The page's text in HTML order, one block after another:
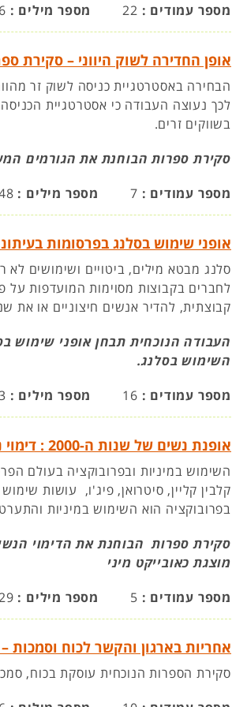
מספר עמודים : 22 מספר מילים :
אופן החדירה לשוק היווני – סקירת
הבחירה באסטרטגיית כניסה לשוק זר
לכך נעוצה העבודה כי אסטרטגיית
בשווקים זרים.
סקירת ספרות הבוחנת את הגורמים
מספר עמודים : 7 מספר מילים :
אופני שימוש בסלנג בפרסומות
סלנג מבטא מילים, ביטויים ושימושים
לחברים בקבוצות מסוימות המועדפות
קבוצתית, להדיר אנשים חיצוניים או את
העבודה הנוכחית תבחן אופני שימוש
השימוש בסלנג.
מספר עמודים : 16 מספר מילים :
אופנת נשים של שנות ה-2000 : דימוי נשי בפרסום – סקירת ספרות
השימוש במיניות ובפרובוקציה בעולם
קלבין קליין, סיטרואן, פיג'ו, עושות
בפרובוקציה הוא השימוש במיניות
מוצגת כאובייקט מיני
מספר עמודים : 5 מספר מילים :
אחריות בארגון והקשר לכוח וסמכות
סקירת הספרות הנוכחית עוסקת בכוח,